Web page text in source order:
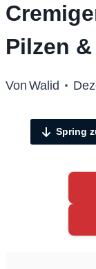
Pilzen
Von Walid
Spring